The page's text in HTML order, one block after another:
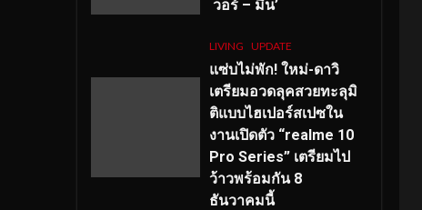
วอร์ – มีน’
LIVING UPDATE
แซ่บไม่พัก! ใหม่-ดาวิ
เตรียมอวดลุคสวยทะลุมิ
ติแบบไฮเปอร์สเปซใน
งานเปิดตัว “realme 10
Pro Series” เตรียมไป
ว้าวพร้อมกัน 8
ธันวาคมนี้